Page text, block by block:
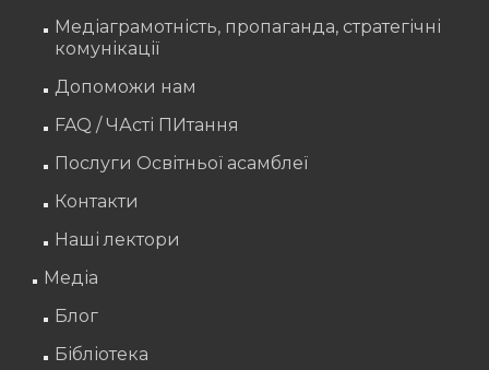
Медіаграмотність, пропаганда, стратегічні
комунікації
Допоможи нам
FAQ / ЧАсті ПИтання
Послуги Освітньої асамблеї
Контакти
Наші лектори
Медіа
Блог
Бібліотека